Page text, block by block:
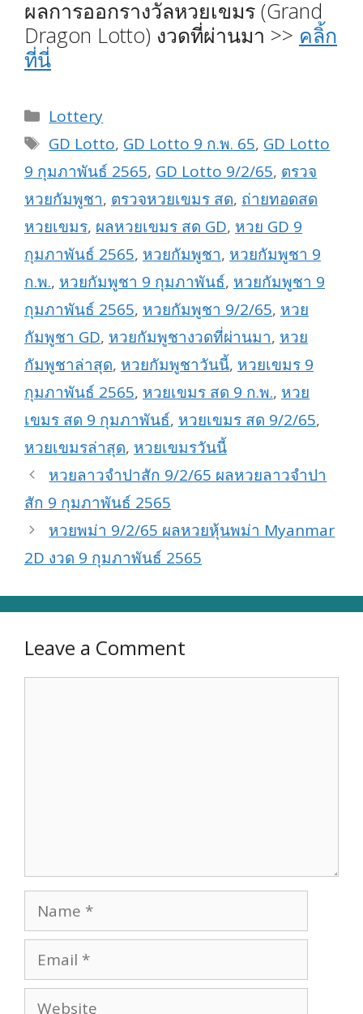
ผลการออกรางวัลหวยเขมร (Grand
Dragon Lotto) งวดที่ผ่านมา >> คลิ้ก
ที่นี่
Categories
Lottery
Tags
GD Lotto, GD Lotto 9 ก.พ. 65, GD Lotto
9 กุมภาพันธ์ 2565, GD Lotto 9/2/65, ตรวจ
หวยกัมพูชา, ตรวจหวยเขมร สด, ถ่ายทอดสด
หวยเขมร, ผลหวยเขมร สด GD, หวย GD 9
กุมภาพันธ์ 2565, หวยกัมพูชา, หวยกัมพูชา 9
ก.พ., หวยกัมพูชา 9 กุมภาพันธ์, หวยกัมพูชา 9
กุมภาพันธ์ 2565, หวยกัมพูชา 9/2/65, หวย
กัมพูชา GD, หวยกัมพูชางวดที่ผ่านมา, หวย
กัมพูชาล่าสุด, หวยกัมพูชาวันนี้, หวยเขมร 9
กุมภาพันธ์ 2565, หวยเขมร สด 9 ก.พ., หวย
เขมร สด 9 กุมภาพันธ์, หวยเขมร สด 9/2/65,
หวยเขมรล่าสุด, หวยเขมรวันนี้
หวยลาวจำปาสัก 9/2/65 ผลหวยลาวจำปา
สัก 9 กุมภาพันธ์ 2565
หวยพม่า 9/2/65 ผลหวยหุ้นพม่า Myanmar
2D งวด 9 กุมภาพันธ์ 2565
Leave a Comment
Name
Email
Website